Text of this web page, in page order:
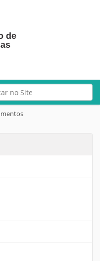
Avançada…